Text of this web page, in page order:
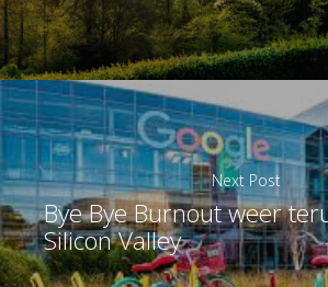
Next Post
Bye Bye Burnout weer
Silicon Valley